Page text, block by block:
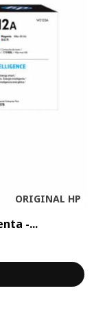
ORIGINAL HP
-...